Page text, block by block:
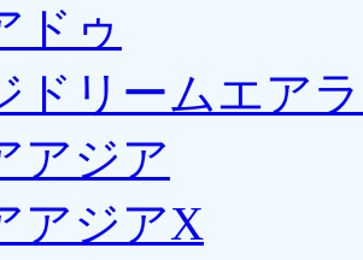
ドゥ
ドリームエア
アジア
アジアX